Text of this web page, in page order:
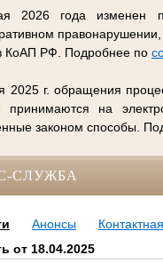
2026 года изменен
КоАП РФ. Подробнее по
2025 г. обращения
на
законом способы.
СЛУЖБА
Анонсы
от 18.04.2025